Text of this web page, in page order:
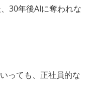
30年後AIに奪われな
っても、正社員的な